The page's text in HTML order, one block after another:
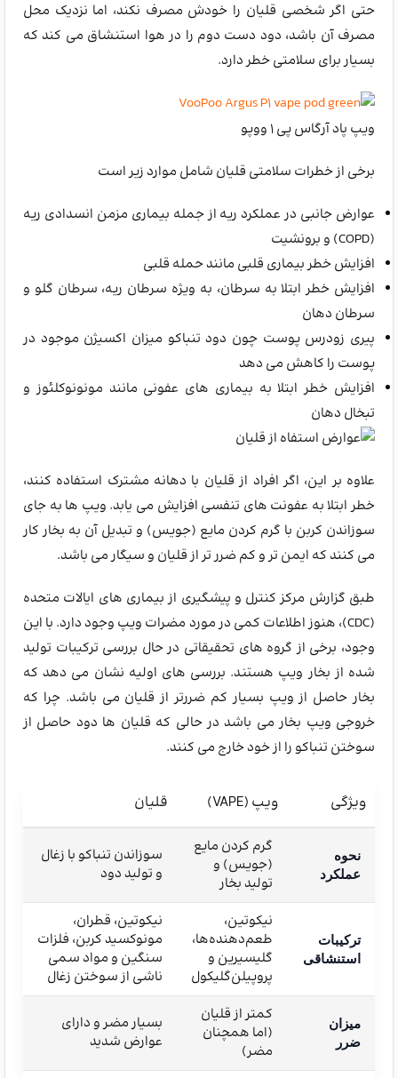
حتی اگر شخصی قلیان را خودش مصرف نکند، اما نزدیک محل
مصرف آن باشد، دود دست دوم را در هوا استنشاق می کند که
بسیار برای سلامتی خطر دارد.
ویپ پاد آرگاس پی 1 ووپو
برخی از خطرات سلامتی قلیان شامل موارد زیر است
عوارض جانبی در عملکرد ریه از جمله بیماری مزمن انسدادی ریه
(COPD) و برونشیت
افزایش خطر بیماری قلبی مانند حمله قلبی
افزایش خطر ابتلا به سرطان، به ویژه سرطان ریه، سرطان گلو و
سرطان دهان
پیری زودرس پوست چون دود تنباکو میزان اکسیژن موجود در
پوست را کاهش می دهد
افزایش خطر ابتلا به بیماری های عفونی مانند مونونوکلئوز و
تبخال دهان
علاوه بر این، اگر افراد از قلیان با دهانه مشترک استفاده کنند،
خطر ابتلا به عفونت های تنفسی افزایش می یابد. ویپ ها به جای
سوزاندن کربن با گرم کردن مایع (جویس) و تبدیل آن به بخار کار
می کنند که ایمن تر و کم ضرر تر از قلیان و سیگار می باشد.
طبق گزارش مرکز کنترل و پیشگیری از بیماری های ایالات متحده
(CDC)، هنوز اطلاعات کمی در مورد مضرات ویپ وجود دارد. با این
وجود، برخی از گروه های تحقیقاتی در حال بررسی ترکیبات تولید
شده از بخار ویپ هستند. بررسی های اولیه نشان می دهد که
بخار حاصل از ویپ بسیار کم ضررتر از قلیان می باشد. چرا که
خروجی ویپ بخار می باشد در حالی که قلیان ها دود حاصل از
سوختن تنباکو را از خود خارج می کنند.
ویژگی ویپ (VAPE) قلیان
نحوه
عملکرد
گرم کردن مایع
(جویس) و
تولید بخار
سوزاندن تنباکو با زغال
و تولید دود
ترکیبات
استنشاقی
نیکوتین،
طعم‌دهنده‌ها،
گلیسیرین و
پروپیلن‌گلیکول
نیکوتین، قطران،
مونوکسید کربن، فلزات
سنگین و مواد سمی
ناشی از سوختن زغال
میزان
ضرر
کمتر از قلیان
(اما همچنان
مضر)
بسیار مضر و دارای
عوارض شدید